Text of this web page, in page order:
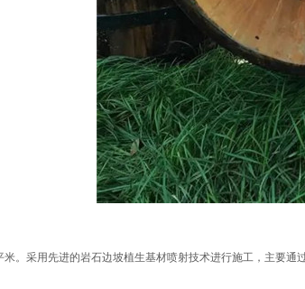
。采用先进的岩石边坡植生基材喷射技术进行施工，主要